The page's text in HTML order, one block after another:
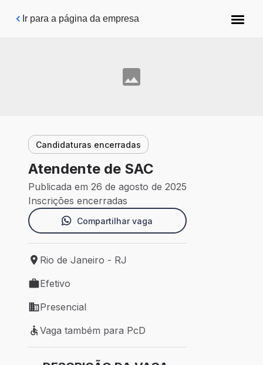
Pular para o conteúdo principal
Ir para a página da empresa
Candidaturas encerradas
Atendente de SAC
Publicada em 26 de agosto de 2025
Inscrições encerradas
Compartilhar vaga
Local de trabalho: Rio de Janeiro - RJ
Rio de Janeiro - RJ
Tipo de vaga: Efetivo
Efetivo
Modelo de trabalho: Presencial
Presencial
Vaga também para PcD
Vaga também para PcD
Ir para candidatura